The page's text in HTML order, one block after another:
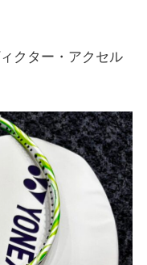
クター・アクセル